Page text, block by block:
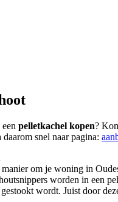
pelletkachel kopen?
snel naar pagina:
om je woning in
worden in een
wordt. Juist door